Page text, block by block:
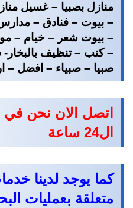
منازل بصبيا – غسيل
– بيوت – فنادق –
– بيوت شعر – خيام –
– كنب – تنظيف
صبيا – صبياء – افضل –
اتصل الان نحن
ال24 ساعة
كما يوجد لدينا
متعلقة بعمليات